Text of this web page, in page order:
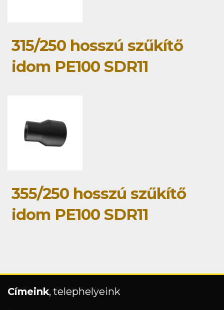
315/250 hosszú szűkítő
idom PE100 SDR11
355/250 hosszú szűkítő
idom PE100 SDR11
Címeink, telephelyeink